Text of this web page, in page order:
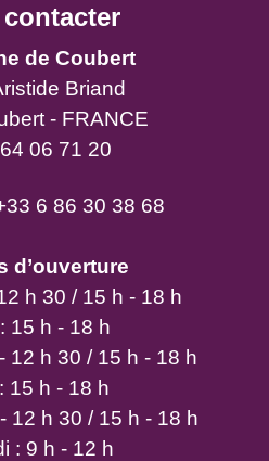
de Coubert
Briand
- FRANCE
06 71 20
6 86 30 38 68
d’ouverture
h 30 / 15 h - 18 h
15 h - 18 h
12 h 30 / 15 h - 18 h
15 h - 18 h
12 h 30 / 15 h - 18 h
: 9 h - 12 h